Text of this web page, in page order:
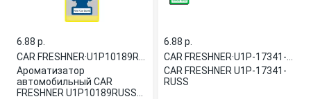
6.88 p.
CAR FRESHNER·
Ароматизатор
автомобильный CAR
FRESHNER U1P10189RUSS
6.88 p.
CAR FRESHNER·
CAR FRESHNER U1P-17341-
RUSS